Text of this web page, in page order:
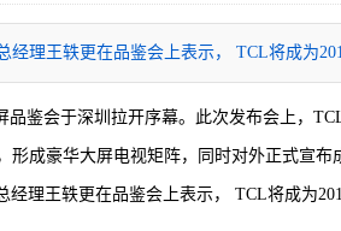
理王轶更在品鉴会上表示， TCL将成为
品鉴会于深圳拉开序幕。此次发布会上，
形成豪华大屏电视矩阵，同时对外正式宣
理王轶更在品鉴会上表示， TCL将成为